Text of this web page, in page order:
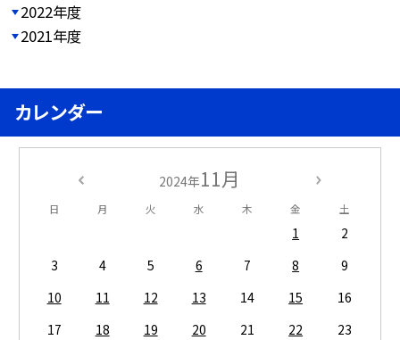
2022年度
2021年度
カレンダー
2024年11月
日 月 火 水 木 金 土
1
2
3
4 5 6 7 8
9
10
11 12 13 14 15
16
17
18 19 20 21 22
23